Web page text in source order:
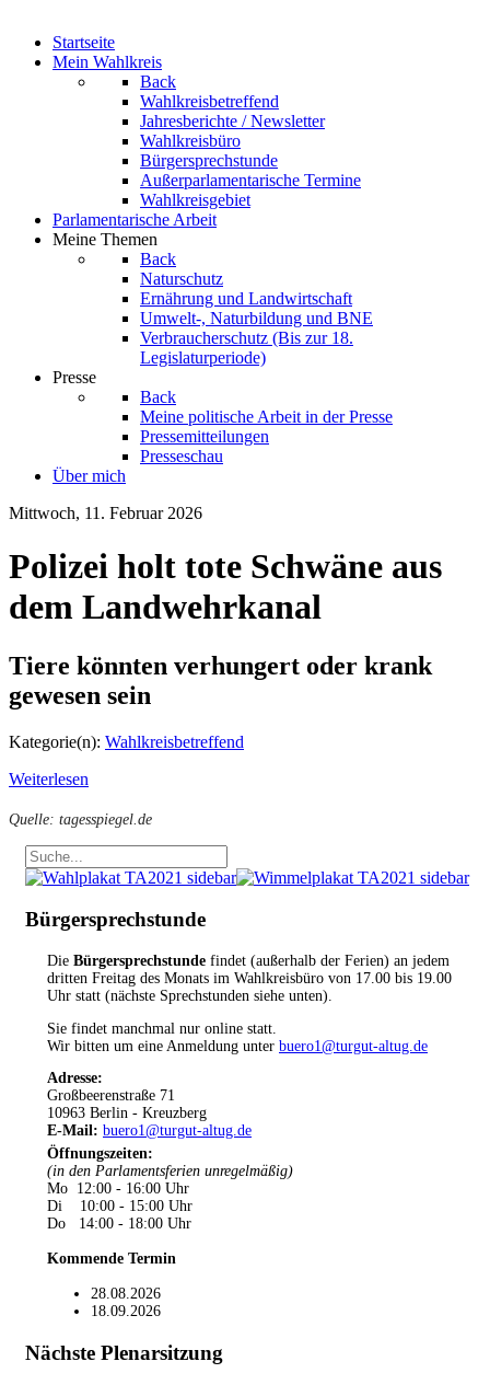
Startseite
Mein Wahlkreis
Back
Wahlkreisbetreffend
Jahresberichte / Newsletter
Wahlkreisbüro
Bürgersprechstunde
Außerparlamentarische Termine
Wahlkreisgebiet
Parlamentarische Arbeit
Meine Themen
Back
Naturschutz
Ernährung und Landwirtschaft
Umwelt-, Naturbildung und BNE
Verbraucherschutz (Bis zur 18.
Legislaturperiode)
Presse
Back
Meine politische Arbeit in der Presse
Pressemitteilungen
Presseschau
Über mich
Mittwoch, 11. Februar 2026
Polizei holt tote Schwäne aus
dem Landwehrkanal
Tiere könnten verhungert oder krank
gewesen sein
Kategorie(n): Wahlkreisbetreffend
Weiterlesen
Quelle: tagesspiegel.de
Bürgersprechstunde
Die Bürgersprechstunde findet (außerhalb der Ferien) an jedem
dritten Freitag des Monats im Wahlkreisbüro von 17.00 bis 19.00
Uhr statt (nächste Sprechstunden siehe unten).
Sie findet manchmal nur online statt.
Wir bitten um eine Anmeldung unter buero1@turgut-altug.de
Adresse:
Großbeerenstraße 71
10963 Berlin - Kreuzberg
E-Mail: buero1@turgut-altug.de
Öffnungszeiten:
(in den Parlamentsferien unregelmäßig)
Mo 12:00 - 16:00 Uhr
Di 10:00 - 15:00 Uhr
Do 14:00 - 18:00 Uhr
Kommende Termin
28.08.2026
18.09.2026
Nächste Plenarsitzung